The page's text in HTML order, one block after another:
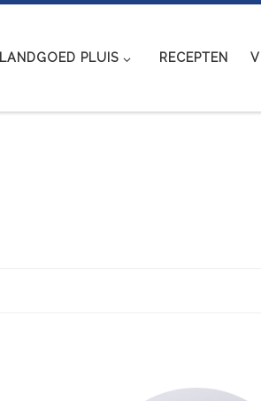
LANDGOED PLUIS RECEPTEN